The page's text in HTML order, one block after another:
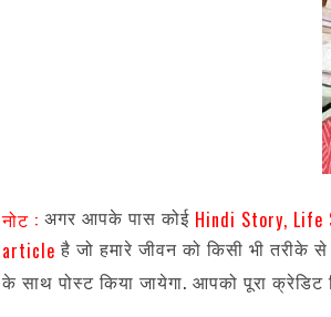
नोट : अगर आपके पास कोई Hindi Story, Life
article है जो हमारे जीवन को किसी भी तरीके
के साथ पोस्ट किया जायेगा. आपको पूरा क्रेडिट